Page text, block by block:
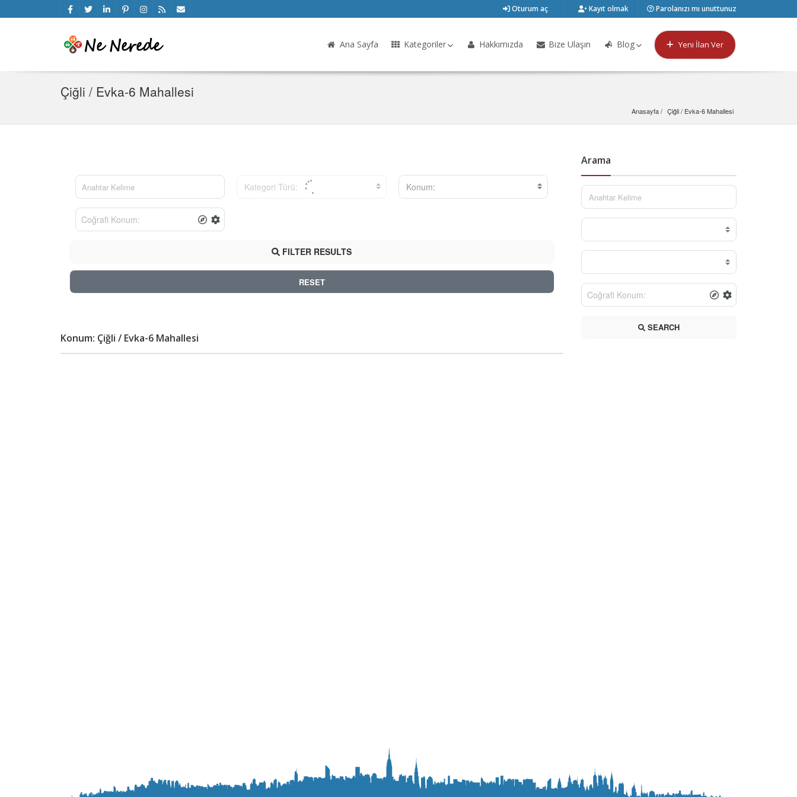
Oturum aç Kayıt olmak Parolanızı mı unuttunuz
Ana Sayfa Kategoriler Hakkımızda Bize Ulaşın Blog Yeni İlan Ver
Çiğli / Evka-6 Mahallesi
Anasayfa Çiğli / Evka-6 Mahallesi
Kategori Türü: Konum:
FILTER RESULTS
RESET
Konum: Çiğli / Evka-6 Mahallesi
Arama
SEARCH